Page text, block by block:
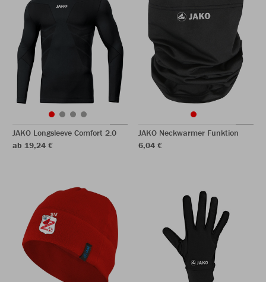
JAKO Longsleeve Comfort 2.0
ab 19,24 €
JAKO Neckwarmer Funktion
6,04 €